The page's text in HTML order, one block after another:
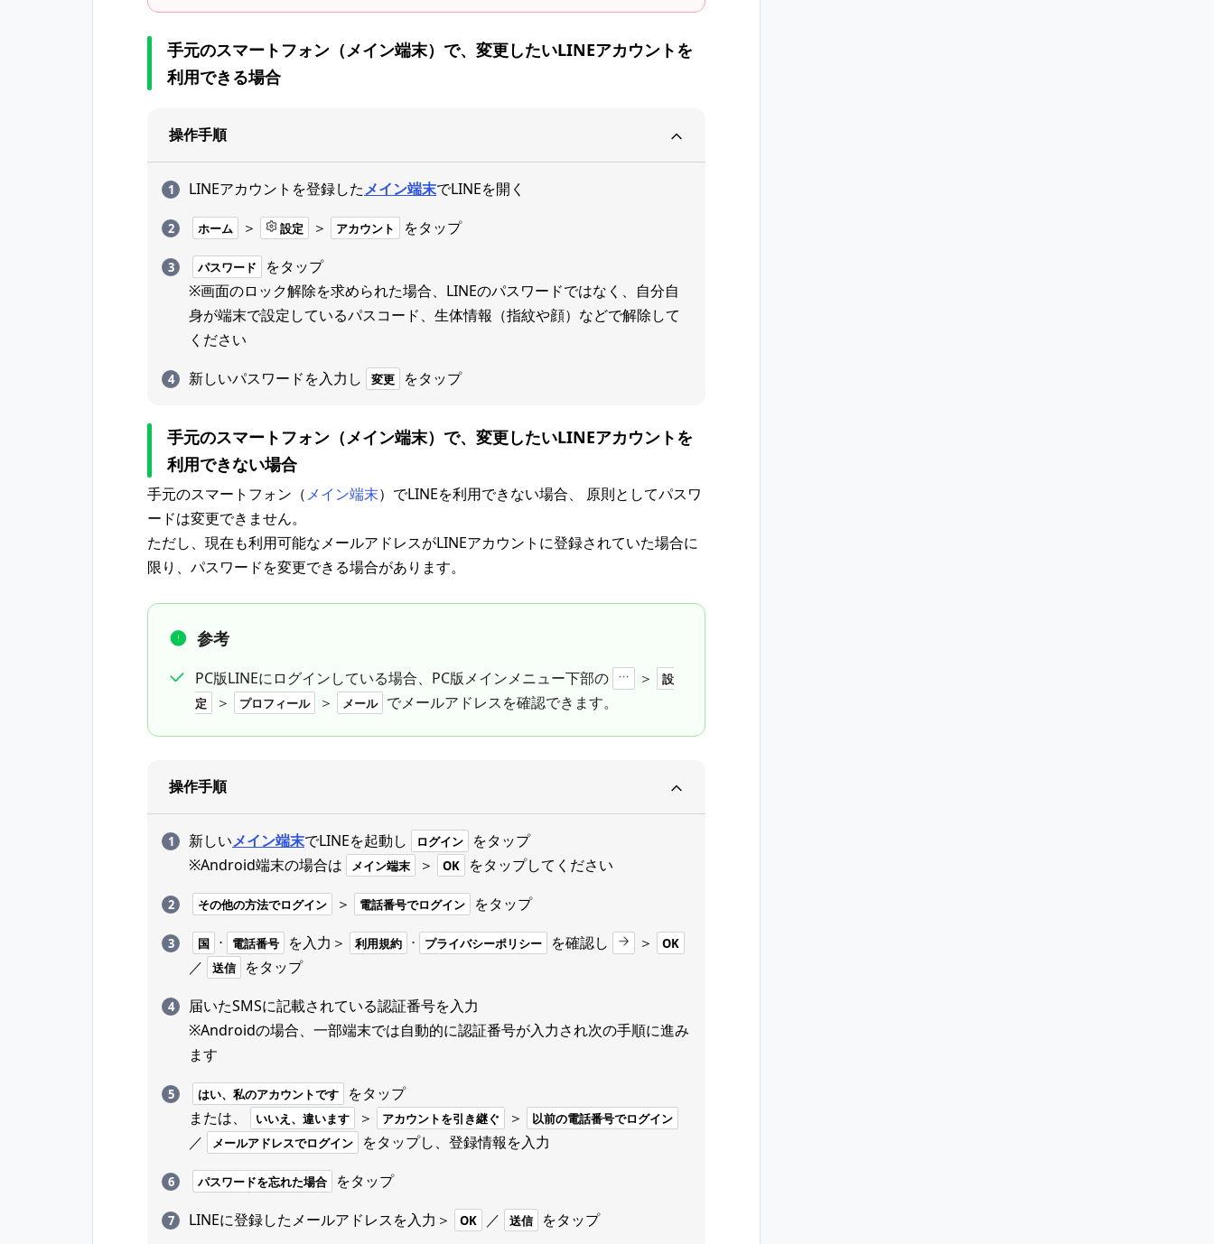
手元のスマートフォン（メイン端末）で、変更したいLINEアカウントを
利用できる場合
操作手順
LINEアカウントを登録したメイン端末でLINEを開く
ホーム ＞ 設定 ＞ アカウント をタップ
パスワード
をタップ
※画面のロック解除を求められた場合、LINEのパスワードではなく、自分自
身が端末で設定しているパスコード、生体情報（指紋や顔）などで解除して
ください
新しいパスワードを入力し
変更 をタップ
手元のスマートフォン（メイン端末）で、変更したいLINEアカウントを
利用できない場合
手元のスマートフォン（メイン端末）でLINEを利用できない場合、 原則としてパスワ
ードは変更できません。
ただし、現在も利用可能なメールアドレスがLINEアカウントに登録されていた場合に
限り、パスワードを変更できる場合があります。
参考
PC版LINEにログインしている場合、PC版メインメニュー下部の ＞
設
定
＞ プロフィール ＞ メール でメールアドレスを確認できます。
操作手順
新しいメイン端末でLINEを起動し ログイン
をタップ
※Android端末の場合は
メイン端末 ＞ OK をタップしてください
その他の方法でログイン ＞ 電話番号でログイン をタップ
国 ⋅ 電話番号 を入力＞ 利用規約 ⋅ プライバシーポリシー を確認し ＞ OK
／ 送信
をタップ
届いたSMSに記載されている認証番号を入力
※Androidの場合、一部端末では自動的に認証番号が入力され次の手順に進み
ます
はい、私のアカウントです
をタップ
または、
いいえ、違います ＞ アカウントを引き継ぐ ＞ 以前の電話番号でログイン
／ メールアドレスでログイン をタップし、登録情報を入力
パスワードを忘れた場合
をタップ
LINEに登録したメールアドレスを入力＞
OK ／ 送信 をタップ